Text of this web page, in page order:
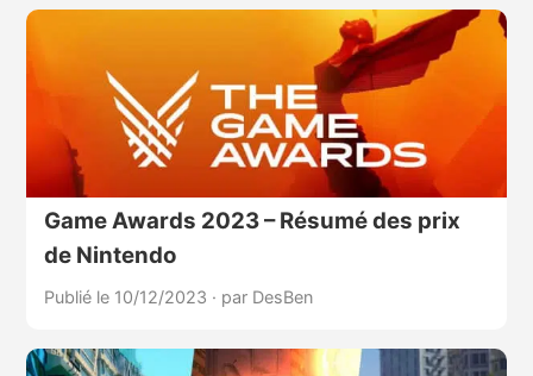
Game Awards 2023 – Résumé des prix
de Nintendo
Publié le 10/12/2023 · par DesBen